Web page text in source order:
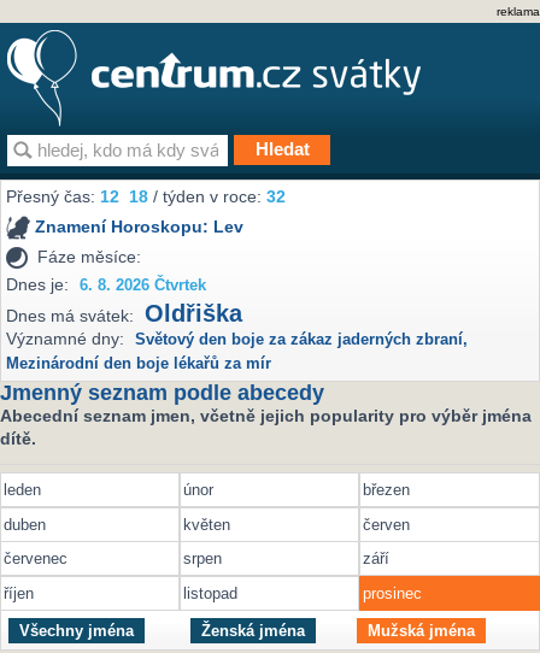
reklama
Přesný čas:12 18 / týden v roce:32
Znamení Horoskopu: Lev
Fáze měsíce:
Dnes je:
6. 8. 2026 Čtvrtek
Dnes má svátek: Oldřiška
Významné dny: Světový den boje za zákaz jaderných zbraní,
Mezinárodní den boje lékařů za mír
Jmenný seznam podle abecedy
Abecední seznam jmen, včetně jejich popularity pro výběr jména
dítě.
leden únor
březen
duben
květen
červen
červenec
srpen
září
říjen
listopad prosinec
Všechny jména Ženská jména Mužská jména